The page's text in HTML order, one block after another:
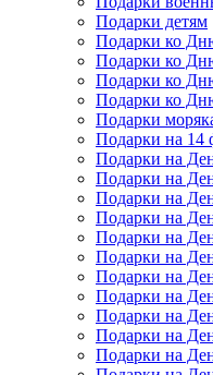
Подарки детям
Подарки ко
Подарки ко
Подарки ко
Подарки ко
Подарки
Подарки на 14
Подарки на
Подарки на
Подарки на
Подарки на
Подарки на
Подарки на
Подарки на
Подарки на
Подарки на
Подарки на
Подарки на